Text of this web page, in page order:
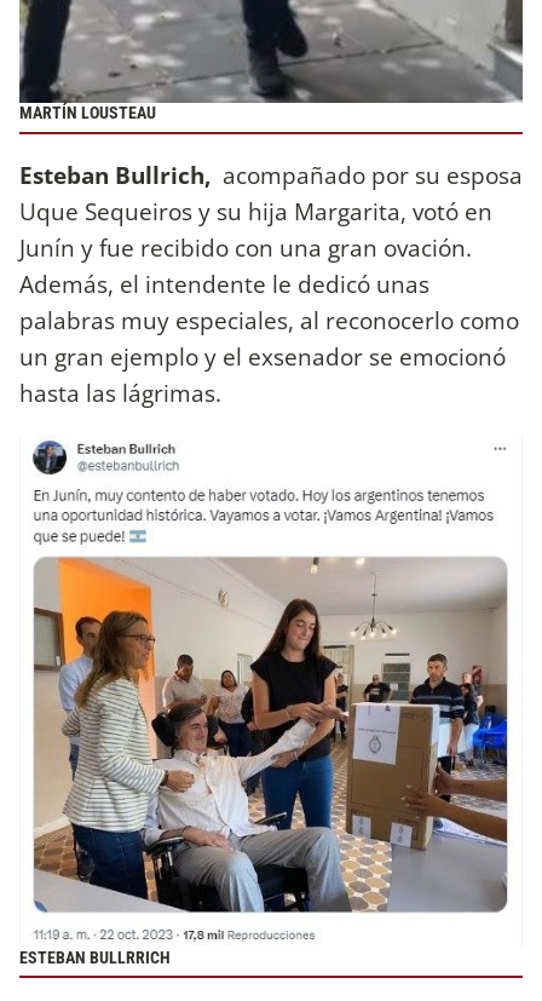
MARTÍN LOUSTEAU
Esteban Bullrich, acompañado por su esposa
Uque Sequeiros y su hija Margarita, votó en
Junín y fue recibido con una gran ovación.
Además, el intendente le dedicó unas
palabras muy especiales, al reconocerlo como
un gran ejemplo y el exsenador se emocionó
hasta las lágrimas.
ESTEBAN BULLRRICH